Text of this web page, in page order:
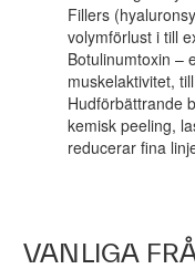
Fillers
volymförlust i till
Botulinumtoxin –
muskelaktivitet,
Hudförbättrande
kemisk peeling,
reducerar fina
VANLIGA